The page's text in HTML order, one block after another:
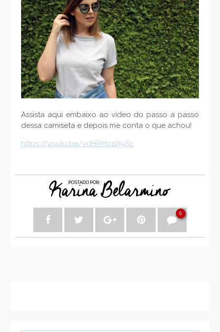
Assista aqui embaixo ao vídeo do passo a passo
dessa camiseta e depois me conta o que achou!
https://youtu.be/vdHRMcpX9Sc
6